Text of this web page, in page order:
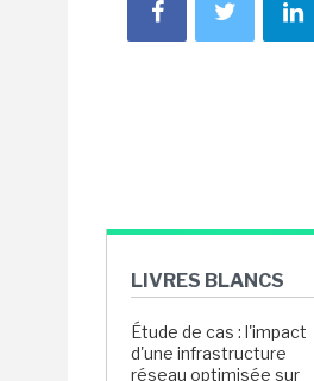
LIVRES BLANCS
Étude de cas : l'impact
d'une infrastructure
réseau optimisée sur